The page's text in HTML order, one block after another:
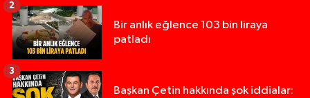
Bir anlık eğlence 103 bin liraya
patladı
2
Başkan Çetin hakkında şok iddialar:
3